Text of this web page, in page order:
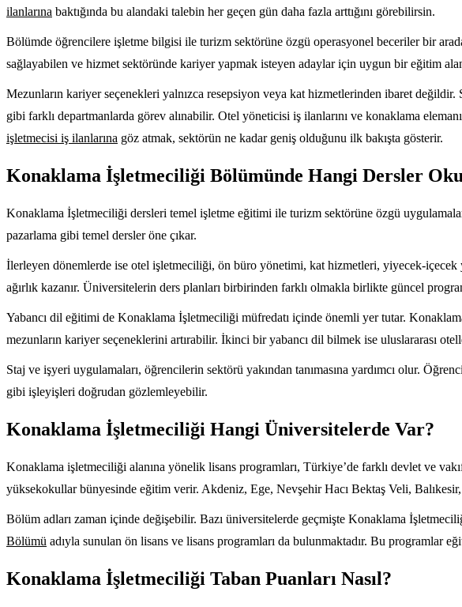
ilanlarına baktığında bu alandaki talebin her geçen gün daha fazla arttığını görebilirsin.
Bölümde öğrencilere işletme bilgisi ile turizm sektörüne özgü operasyonel beceriler bir
sağlayabilen ve hizmet sektöründe kariyer yapmak isteyen adaylar için uygun bir eğitim
Mezunların kariyer seçenekleri yalnızca resepsiyon veya kat hizmetlerinden ibaret
gibi farklı departmanlarda görev alınabilir. Otel yöneticisi iş ilanlarını ve konaklama
işletmecisi iş ilanlarına göz atmak, sektörün ne kadar geniş olduğunu ilk bakışta gösterir.
Konaklama İşletmeciliği Bölümünde Hangi Dersler
Konaklama İşletmeciliği dersleri temel işletme eğitimi ile turizm sektörüne özgü
pazarlama gibi temel dersler öne çıkar.
İlerleyen dönemlerde ise otel işletmeciliği, ön büro yönetimi, kat hizmetleri, yiyecek-
ağırlık kazanır. Üniversitelerin ders planları birbirinden farklı olmakla birlikte güncel
Yabancı dil eğitimi de Konaklama İşletmeciliği müfredatı içinde önemli yer tutar.
mezunların kariyer seçeneklerini artırabilir. İkinci bir yabancı dil bilmek ise uluslararası
Staj ve işyeri uygulamaları, öğrencilerin sektörü yakından tanımasına yardımcı olur.
gibi işleyişleri doğrudan gözlemleyebilir.
Konaklama İşletmeciliği Hangi Üniversitelerde Var?
Konaklama işletmeciliği alanına yönelik lisans programları, Türkiye’de farklı devlet ve
yüksekokullar bünyesinde eğitim verir. Akdeniz, Ege, Nevşehir Hacı Bektaş Veli,
Bölüm adları zaman içinde değişebilir. Bazı üniversitelerde geçmişte Konaklama
Bölümü adıyla sunulan ön lisans ve lisans programları da bulunmaktadır. Bu programlar
Konaklama İşletmeciliği Taban Puanları Nasıl?